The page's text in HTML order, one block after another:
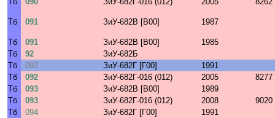
Тб 091 ЗиУ-682В [В00] 1987
Тб 091 ЗиУ-682В [В00]
1985
Тб
92
ЗиУ-682Б
Тб
092 ЗиУ-682Г [Г00]
1991
Тб
092 ЗиУ-682Г-016 (012) 2005
8277
Тб
093 ЗиУ-682В [В00]
1989
Тб
093 ЗиУ-682Г-016 (012) 2008
9020
Тб
094 ЗиУ-682Г [Г00]
1991